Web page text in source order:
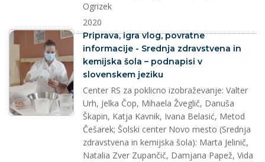
Ogrizek
2020
splet
Priprava, igra vlog, povratne
informacije - Srednja zdravstvena in
kemijska šola – podnapisi v
slovenskem jeziku
Center RS za poklicno izobraževanje: Valter
Urh, Jelka Čop, Mihaela Žveglič, Danuša
Škapin, Katja Kavnik, Ivana Belasić, Metod
Češarek; Šolski center Novo mesto (Srednja
zdravstvena in kemijska šola): Marta Jelinič,
Natalia Zver Zupančič, Damjana Papež, Vida